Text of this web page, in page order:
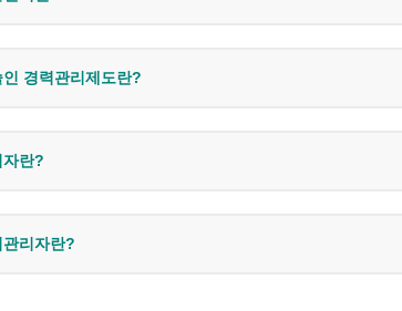
경력관리제도란?
란?
리자란?